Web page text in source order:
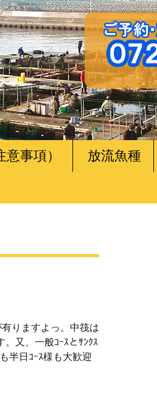
事項） 放流魚種
りますよっ。中筏は
又、一般ｺｰｽとｻﾝｸｽ
半日ｺｰｽ様も大歓迎